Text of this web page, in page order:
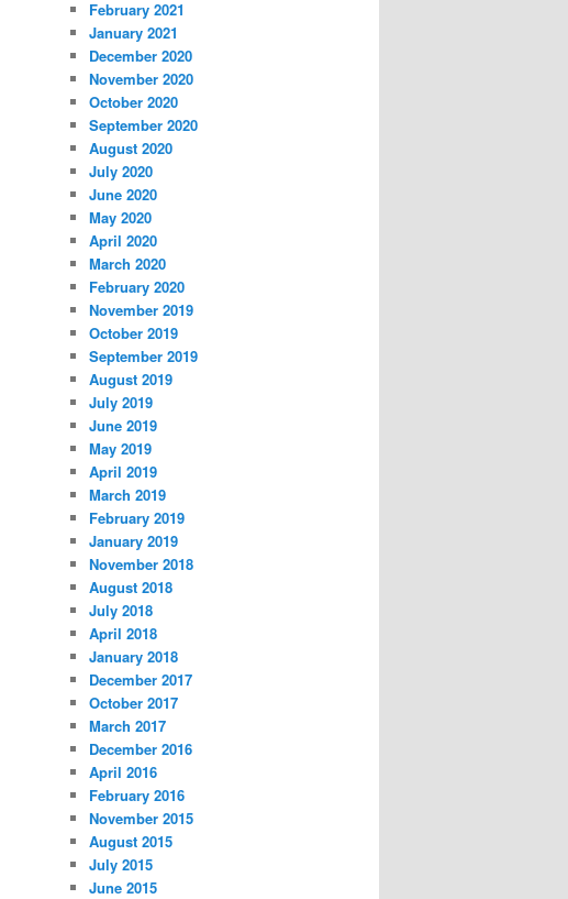
February 2021
January 2021
December 2020
November 2020
October 2020
September 2020
August 2020
July 2020
June 2020
May 2020
April 2020
March 2020
February 2020
November 2019
October 2019
September 2019
August 2019
July 2019
June 2019
May 2019
April 2019
March 2019
February 2019
January 2019
November 2018
August 2018
July 2018
April 2018
January 2018
December 2017
October 2017
March 2017
December 2016
April 2016
February 2016
November 2015
August 2015
July 2015
June 2015